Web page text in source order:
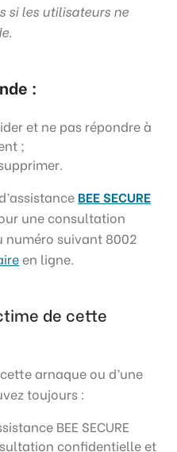
si les utilisateurs ne
:
et ne pas répondre à
;
BEE SECURE
une consultation
suivant 8002
en ligne.
de cette
arnaque ou d’une
toujours :
BEE SECURE
confidentielle et